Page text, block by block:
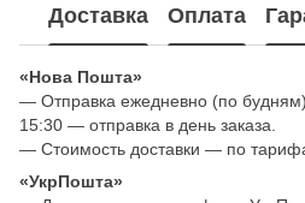
Доставка Оплата
«Нова Пошта»
— Отправка ежедневно (по
15:30 — отправка в день заказа.
— Стоимость доставки — по
«УкрПошта»